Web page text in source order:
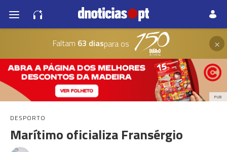
Faltam 63 diaspara os ×
PUB
DESPORTO
Marítimo oficializa Fransérgio